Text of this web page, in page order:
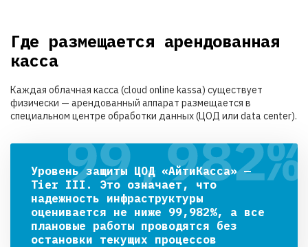
Где размещается арендованная
касса
Каждая облачная касса (cloud online kassa) существует
физически — арендованный аппарат размещается в
специальном центре обработки данных (ЦОД или data center).
Уровень защиты ЦОД «АйтиКасса» —
Tier III. Это означает, что
надежность инфраструктуры
оценивается не ниже 99,982%, а все
плановые работы проводятся без
остановки текущих процессов